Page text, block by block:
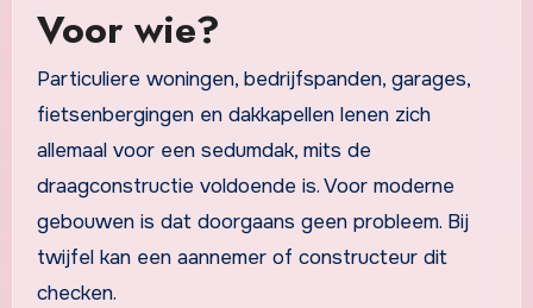
Voor wie?
Particuliere woningen, bedrijfspanden, garages,
fietsenbergingen en dakkapellen lenen zich
allemaal voor een sedumdak, mits de
draagconstructie voldoende is. Voor moderne
gebouwen is dat doorgaans geen probleem. Bij
twijfel kan een aannemer of constructeur dit
checken.